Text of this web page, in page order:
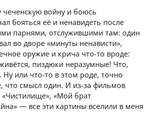
чеченскую войну и боюсь
бояться её и ненавидеть после
парнями, отслужившими там: один
во дворе «минуты ненависти»,
оружие и крича что-то вроде:
пиздюки неразумные! Что,
Ну или что-то в этом роде, точно
смысл один. И из-за фильмов
«Мой брат
— все эти картины вселили в меня